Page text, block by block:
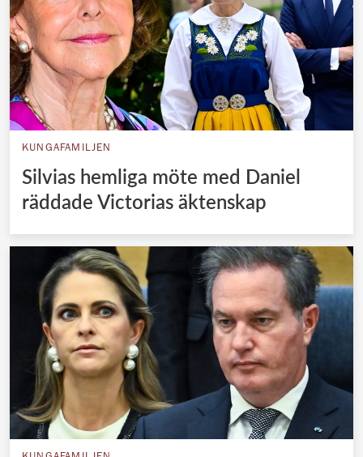
KUNGAFAMILJEN
Silvias hemliga möte med Daniel
räddade Victorias äktenskap